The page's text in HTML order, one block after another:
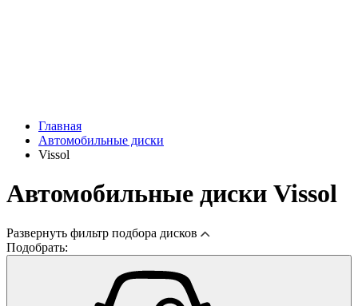
Главная
Автомобильные диски
Vissol
Автомобильные диски Vissol
Развернуть фильтр подбора дисков
Подобрать: